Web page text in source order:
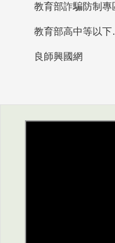
教育部詐騙防制專
教育部
良師興國網